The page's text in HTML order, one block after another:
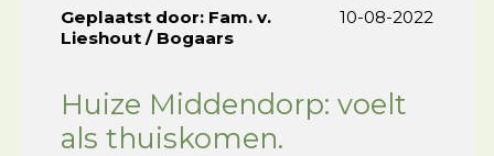
10-08-2022
Geplaatst door: Fam. v.
Lieshout / Bogaars
Huize Middendorp: voelt
als thuiskomen.